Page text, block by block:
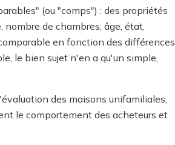
(ou "comps") : des propriétés
de chambres, âge, état,
en fonction des différences
le bien sujet n'en a qu'un simple,
des maisons unifamiliales,
le comportement des acheteurs et